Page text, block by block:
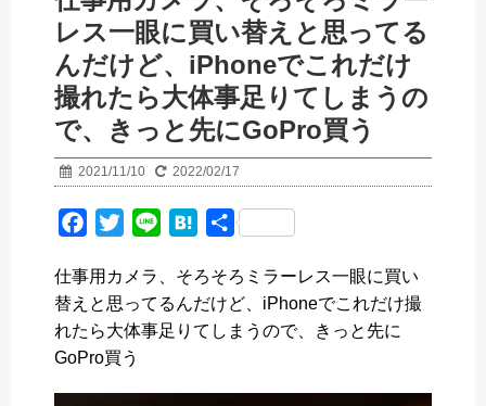
レス一眼に買い替えと思ってる
んだけど、iPhoneでこれだけ
撮れたら大体事足りてしまうの
で、きっと先にGoPro買う
2021/11/10 2022/02/17
c
e
b
o
o
i
t
t
e
r
n
e
t
e
n
共
仕事用カメラ、そろそろミラーレス一眼に買い
替えと思ってるんだけど、iPhoneでこれだけ撮
れたら大体事足りてしまうので、きっと先に
GoPro買う